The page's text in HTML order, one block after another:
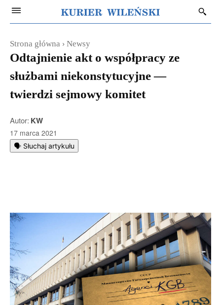
Strona główna Newsy
Odtajnienie akt o współpracy ze
służbami niekonstytucyjne —
twierdzi sejmowy komitet
Autor: KW
17 marca 2021
🗣️ Słuchaj artykułu